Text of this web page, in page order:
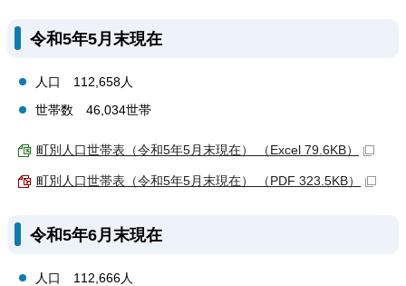
令和5年5月末現在
人口 112,658人
世帯数 46,034世帯
町別人口世帯表（令和5年5月末現在） （Excel 79.6KB）
町別人口世帯表（令和5年5月末現在） （PDF 323.5KB）
令和5年6月末現在
人口 112,666人